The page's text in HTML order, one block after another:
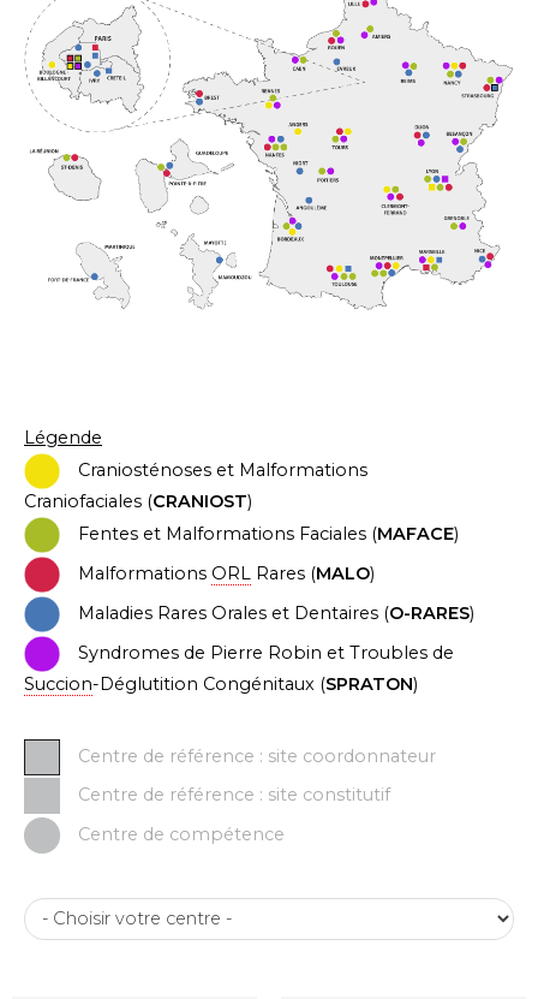
Légende
Craniosténoses et Malformations
Craniofaciales (CRANIOST)
Fentes et Malformations Faciales (MAFACE)
Malformations ORL Rares (MALO)
Maladies Rares Orales et Dentaires (O-RARES)
Syndromes de Pierre Robin et Troubles de
Succion-Déglutition Congénitaux (SPRATON)
Centre de référence : site coordonnateur
Centre de référence : site constitutif
Centre de compétence